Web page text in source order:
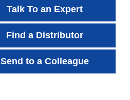
Talk To an Expert
Find a Distributor
Send to a Colleague